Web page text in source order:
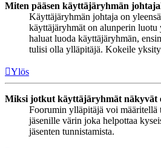
Miten pääsen käyttäjäryhmän
Käyttäjäryhmän johtaja on
käyttäjäryhmät on alunperin luotu
haluat luoda käyttäjäryhmän,
tulisi olla ylläpitäjä. Kokeile
Ylös
Miksi jotkut käyttäjäryhmät näkyvät
Foorumin ylläpitäjä voi määritellä
jäsenille värin joka helpottaa
jäsenten tunnistamista.